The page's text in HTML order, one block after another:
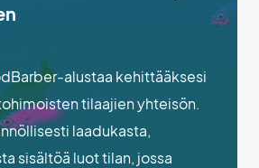
alustaa kehittääksesi
tilaajien yhteisön.
laadukasta,
sisältöä luot tilan, jossa